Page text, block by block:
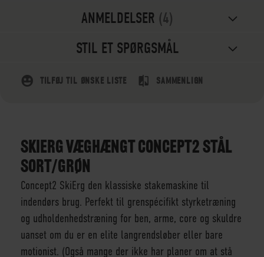
ANMELDELSER 4
STIL ET SPØRGSMÅL
TILFØJ TIL ØNSKE LISTE SAMMENLIGN
SKIERG VÆGHÆNGT CONCEPT2 STÅL
SORT/GRØN
Concept2 SkiErg den klassiske stakemaskine til
indendørs brug. Perfekt til grenspécifikt styrketræning
og udholdenhedstræning for ben, arme, core og skuldre
uanset om du er en elite langrendsløber eller bare
motionist. (Også mange der ikke har planer om at stå